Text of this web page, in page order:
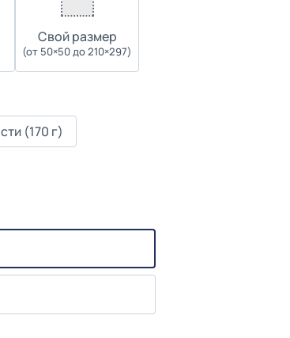
Cвой размер
(от 50×50 до 210×297)
(170 г)